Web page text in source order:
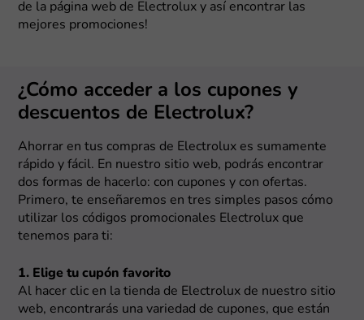
de la página web de Electrolux y así encontrar las
mejores promociones!
¿Cómo acceder a los cupones y
descuentos de Electrolux?
Ahorrar en tus compras de Electrolux es sumamente
rápido y fácil. En nuestro sitio web, podrás encontrar
dos formas de hacerlo: con cupones y con ofertas.
Primero, te enseñaremos en tres simples pasos cómo
utilizar los códigos promocionales Electrolux que
tenemos para ti:
1. Elige tu cupón favorito
Al hacer clic en la tienda de Electrolux de nuestro sitio
web, encontrarás una variedad de cupones, que están